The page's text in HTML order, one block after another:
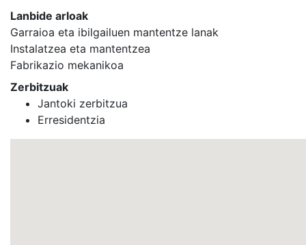
Lanbide arloak
Garraioa eta ibilgailuen mantentze lanak
Instalatzea eta mantentzea
Fabrikazio mekanikoa
Zerbitzuak
Jantoki zerbitzua
Erresidentzia